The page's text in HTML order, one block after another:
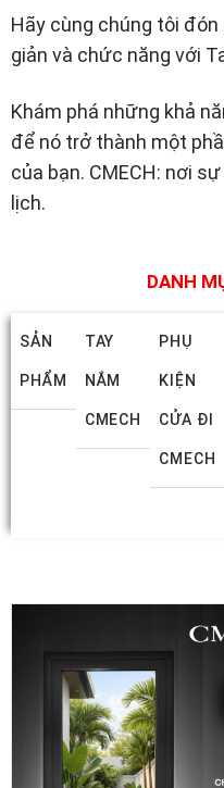
Hãy cùng chúng tôi
giản và chức năng với
Khám phá những khả
để nó trở thành một
của bạn. CMECH: nơi
lịch.
DANH
SẢN
PHẨM
TAY
NẮM
CMECH
PHỤ
KIỆN
CỬA ĐI
CMECH